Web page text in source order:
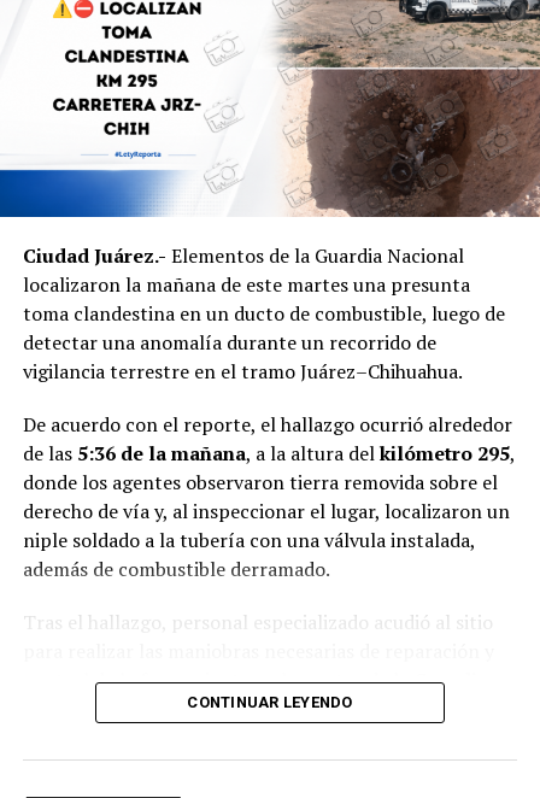
Ciudad Juárez.- Elementos de la Guardia Nacional
localizaron la mañana de este martes una presunta
toma clandestina en un ducto de combustible, luego de
detectar una anomalía durante un recorrido de
vigilancia terrestre en el tramo Juárez–Chihuahua.
De acuerdo con el reporte, el hallazgo ocurrió alrededor
de las 5:36 de la mañana, a la altura delkilómetro 295,
donde los agentes observaron tierra removida sobre el
derecho de vía y, al inspeccionar el lugar, localizaron un
niple soldado a la tubería con una válvula instalada,
además de combustible derramado.
Tras el hallazgo, personal especializado acudió al sitio
control de la fuga, mientras elementos de laGuardia
Ejército Mexicanoy otras autoridades
garantizar la seguridad durante los trabajos.
CONTINUAR LEYENDO